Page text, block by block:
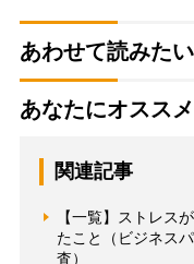
あわせて読みたい
あなたにオススメ
関連記事
【一覧】ストレス
たこと（ビジネス
査）